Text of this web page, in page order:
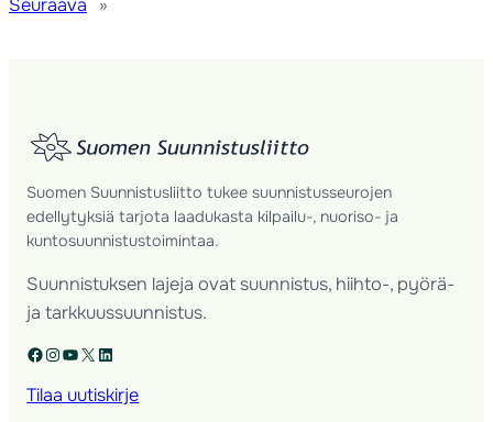
Seuraava
»
Suomen Suunnistusliitto tukee suunnistusseurojen
edellytyksiä tarjota laadukasta kilpailu-, nuoriso- ja
kuntosuunnistustoimintaa.
Suunnistuksen lajeja ovat suunnistus, hiihto-, pyörä-
ja tarkkuussuunnistus.
Facebook Instagram YouTube X LinkedIn
Tilaa uutiskirje